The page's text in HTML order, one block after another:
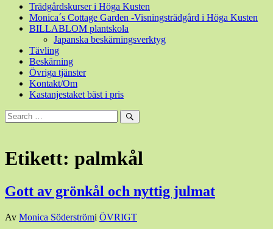
Trädgårdskurser i Höga Kusten
Monica´s Cottage Garden -Visningsträdgård i Höga Kusten
BILLABLOM plantskola
Japanska beskärningsverktyg
Tävling
Beskärning
Övriga tjänster
Kontakt/Om
Kastanjestaket bäst i pris
Sök
efter:
Sök
Etikett: palmkål
Gott av grönkål och nyttig julmat
Den
Av Monica Söderströmi ÖVRIGT